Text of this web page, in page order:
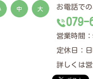
お電話で
079-
営業時間
定休日：
詳しくは
中 大